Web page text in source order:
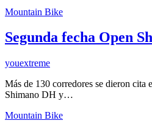
Mountain Bike
Segunda fecha Open
youextreme
Más de 130 corredores se dieron cita
Shimano DH y…
Mountain Bike